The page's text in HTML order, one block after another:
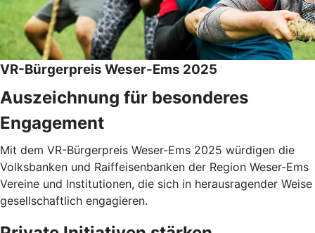
VR-Bürgerpreis Weser-Ems 2025
Auszeichnung für besonderes
Engagement
Mit dem VR-Bürgerpreis Weser-Ems 2025 würdigen die
Volksbanken und Raiffeisenbanken der Region Weser-Ems
Vereine und Institutionen, die sich in herausragender Weise
gesellschaftlich engagieren.